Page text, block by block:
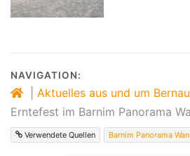
NAVIGATION:
Aktuelles aus und um Bernau
Erntefest im Barnim Panorama
Verwendete Quellen Barnim Panorama